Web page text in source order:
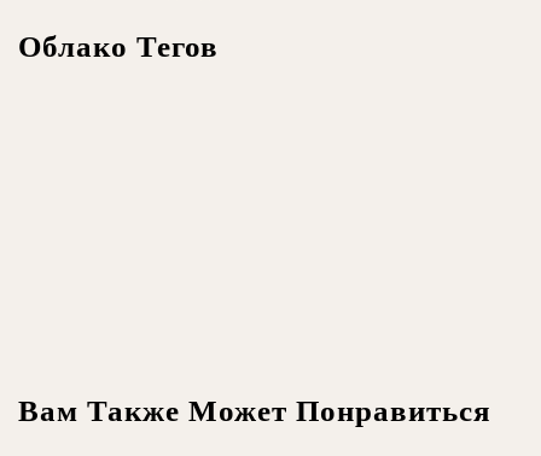
Облако Тегов
Вам Также Может Понравиться